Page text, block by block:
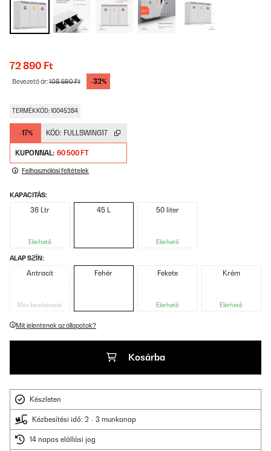
72 890 Ft
Bevezető ár:108 590 Ft -32%
TERMÉKKÓD: 10045284
-17% KÓD: FULLSWING17
KUPONNAL: 60 500 FT
Felhasználási feltételek
KAPACITÁS:
36 Ltr
Elérhető
45 L 50 liter
Elérhető
ALAP SZÍN:
Antracit
Más kombináció
Fehér Fekete
Elérhető
Krém
Elérhető
Mit jelentenek az állapotok?
Kosárba
Készleten
Kézbesítési idő: 2 - 3 munkanap
14 napos elállási jog